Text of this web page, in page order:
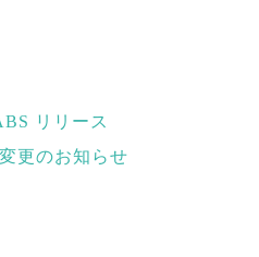
リリース
更のお知らせ